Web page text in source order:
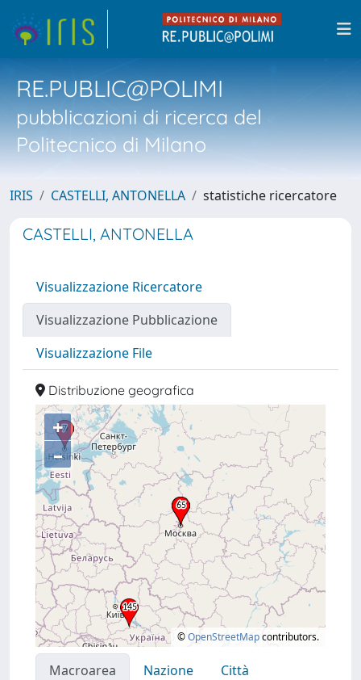
RE.PUBLIC@POLIMI
pubblicazioni di ricerca del
Politecnico di Milano
IRIS CASTELLI, ANTONELLA statistiche ricercatore
CASTELLI, ANTONELLA
Visualizzazione Ricercatore
Visualizzazione Pubblicazione
Visualizzazione File
Distribuzione geografica
+
–
©OpenStreetMapcontributors.
Macroarea Nazione
Città